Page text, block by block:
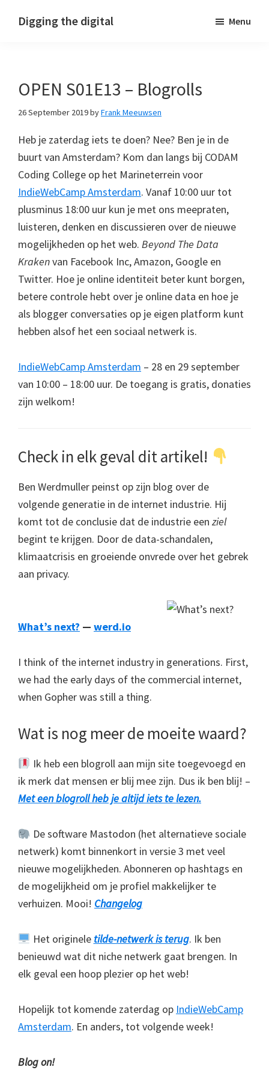
Digging the digital Menu
OPEN S01E13 – Blogrolls
26 September 2019byFrank Meeuwsen
Heb je zaterdag iets te doen? Nee? Ben je in de
buurt van Amsterdam? Kom dan langs bij CODAM
Coding College op het Marineterrein voor
IndieWebCamp Amsterdam. Vanaf 10:00 uur tot
plusminus 18:00 uur kun je met ons meepraten,
luisteren, denken en discussieren over de nieuwe
mogelijkheden op het web. Beyond The Data
Krakenvan Facebook Inc, Amazon, Google en
Twitter. Hoe je online identiteit beter kunt borgen,
betere controle hebt over je online data en hoe je
als blogger conversaties op je eigen platform kunt
hebben alsof het een sociaal netwerk is.
IndieWebCamp Amsterdam – 28 en 29 september
van 10:00 – 18:00 uur. De toegang is gratis, donaties
zijn welkom!
Check in elk geval dit artikel!
Ben Werdmuller peinst op zijn blog over de
volgende generatie in de internet industrie. Hij
komt tot de conclusie dat de industrie een ziel
begint te krijgen. Door de data-schandalen,
klimaatcrisis en groeiende onvrede over het gebrek
aan privacy.
What’s next? — werd.io
I think of the internet industry in generations. First,
we had the early days of the commercial internet,
when Gopher was still a thing.
Wat is nog meer de moeite waard?
Ik heb een blogroll aan mijn site toegevoegd en
ik merk dat mensen er blij mee zijn. Dus ik ben blij! –
Met een blogroll heb je altijd iets te lezen.
De software Mastodon (het alternatieve sociale
netwerk) komt binnenkort in versie 3 met veel
nieuwe mogelijkheden. Abonneren op hashtags en
de mogelijkheid om je profiel makkelijker te
verhuizen. Mooi! Changelog
Het originele tilde-netwerk is terug. Ik ben
benieuwd wat dit niche netwerk gaat brengen. In
elk geval een hoop plezier op het web!
Hopelijk tot komende zaterdag op IndieWebCamp
Amsterdam. En anders, tot volgende week!
Blog on!